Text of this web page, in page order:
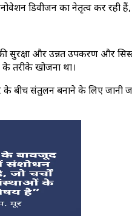
डिवीजन का नेतृत्व कर
की सुरक्षा और उन्नत उपकरण और
के तरीके खोजना था।
बीच संतुलन बनाने के लिए जानी